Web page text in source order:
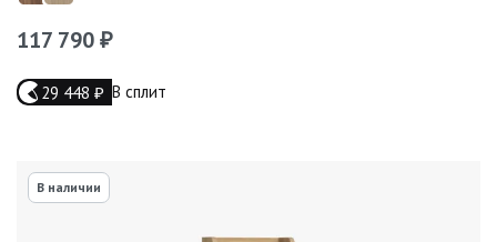
117 790 ₽
29 448 ₽ В сплит
В наличии